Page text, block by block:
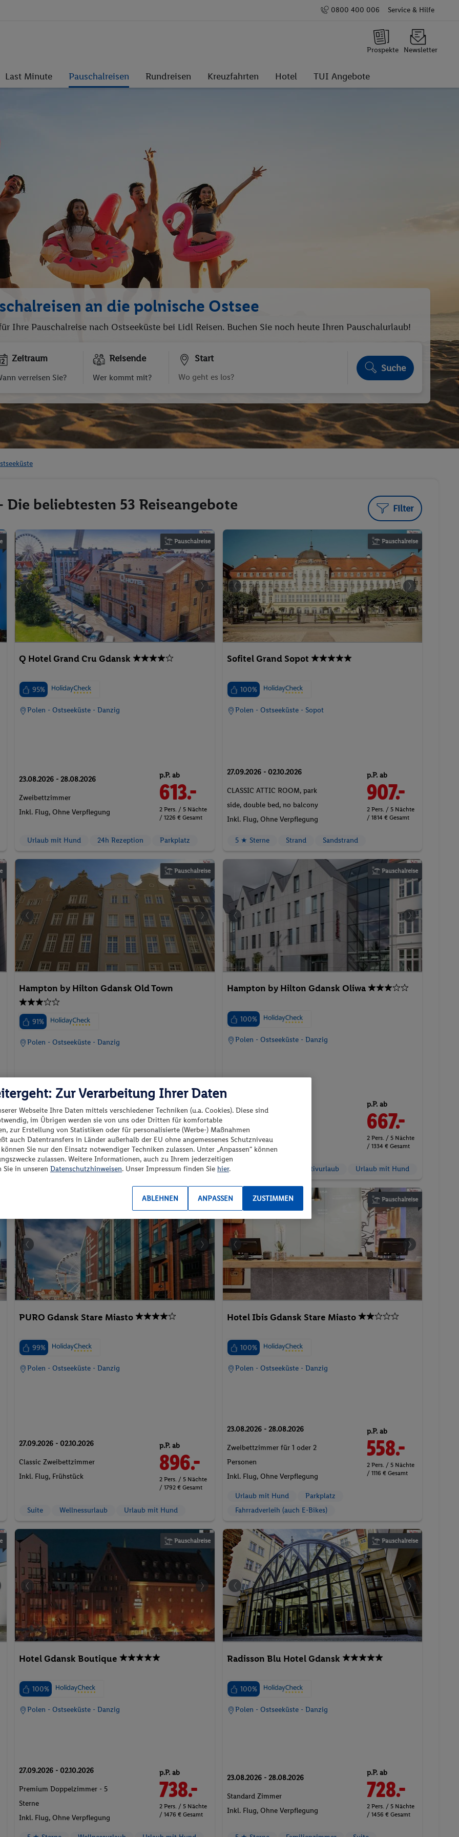
0800 400 006 Service & Hilfe
Prospekte Newsletter
Last Minute Pauschalreisen Rundreisen Kreuzfahrten Hotel TUI Angebote
an die polnische Ostsee
Ihre Pauschalreise nach Ostseeküste bei Lidl Reisen. Buchen Sie noch heute Ihren Pauschalurlaub!
Zeitraum
verreisen Sie?
Reisende
Wer kommt mit?
Start
Suche
beliebtesten 53 Reiseangebote Filter
Pauschalreise
Q Hotel Grand Cru Gdansk
95%
Polen - Ostseeküste - Danzig
23.08.2026 - 28.08.2026
Zweibettzimmer
Inkl. Flug,Ohne Verpflegung
p.P. ab
613.-
2 Pers. / 5 Nächte
/ 1226 € Gesamt
Urlaub mit Hund 24h Rezeption Parkplatz
Pauschalreise
Sofitel Grand Sopot
100%
Polen - Ostseeküste - Sopot
27.09.2026 - 02.10.2026
CLASSIC ATTIC ROOM, park
side, double bed, no balcony
Inkl. Flug, Ohne Verpflegung
p.P. ab
907.-
2 Pers. / 5 Nächte
/ 1814 € Gesamt
5 ★ Sterne Strand Sandstrand
Pauschalreise
Hampton by Hilton Gdansk Old Town
91%
Polen - Ostseeküste - Danzig
20.06.2027 - 25.06.2027
TWIN ROOM
Inkl. Flug,Frühstück
569.-
2 Pers. / 5 Nächte
/ 1138 € Gesamt
Familienzimmer Urlaub mit Hund Parkplatz
Pauschalreise
Hampton by Hilton Gdansk Oliwa
100%
Polen - Ostseeküste - Danzig
16.05.2027 - 21.05.2027
TWIN ROOM
Inkl. Flug,Frühstück
p.P. ab
667.-
2 Pers. / 5 Nächte
/ 1334 € Gesamt
Aktivurlaub Urlaub mit Hund
Pauschalreise
PURO Gdansk Stare Miasto
99%
Polen - Ostseeküste - Danzig
27.09.2026 - 02.10.2026
Classic Zweibettzimmer
Inkl. Flug, Frühstück
p.P. ab
896.-
2 Pers. / 5 Nächte
/ 1792 € Gesamt
Suite Wellnessurlaub Urlaub mit Hund
Pauschalreise
Hotel Ibis Gdansk Stare Miasto
100%
Polen - Ostseeküste - Danzig
23.08.2026 - 28.08.2026
Zweibettzimmer für 1 oder 2
Personen
Inkl. Flug, Ohne Verpflegung
p.P. ab
558.-
2 Pers. / 5 Nächte
/ 1116 € Gesamt
Urlaub mit Hund
Parkplatz
Fahrradverleih (auch E-Bikes)
Pauschalreise
Hotel Gdansk Boutique
100%
Polen - Ostseeküste - Danzig
27.09.2026 - 02.10.2026
Premium Doppelzimmer - 5
Sterne
Inkl. Flug,Ohne Verpflegung
p.P. ab
738.-
2 Pers. / 5 Nächte
/ 1476 € Gesamt
Pauschalreise
Radisson Blu Hotel Gdansk
100%
Polen - Ostseeküste - Danzig
23.08.2026 - 28.08.2026
Standard Zimmer
Inkl. Flug, Ohne Verpflegung
p.P. ab
728.-
2 Pers. / 5 Nächte
/ 1456 € Gesamt
Zur Verarbeitung Ihrer Daten
Webseite Ihre Daten mittels verschiedener Techniken (u.a. Cookies). Diese sind
im Übrigen werden sie von uns oder Dritten für komfortable
zur Erstellung von Statistiken oder für personalisierte (Werbe-) Maßnahmen
auch Datentransfers in Länder außerhalb der EU ohne angemessenes Schutzniveau
Sie nur den Einsatz notwendiger Techniken zulassen. Unter „Anpassen“ können
zulassen. Weitere Informationen, auch zu Ihrem jederzeitigen
in unseren Datenschutzhinweisen. Unser Impressum finden Sie hier.
ZUSTIMMEN
ANPASSEN
ABLEHNEN